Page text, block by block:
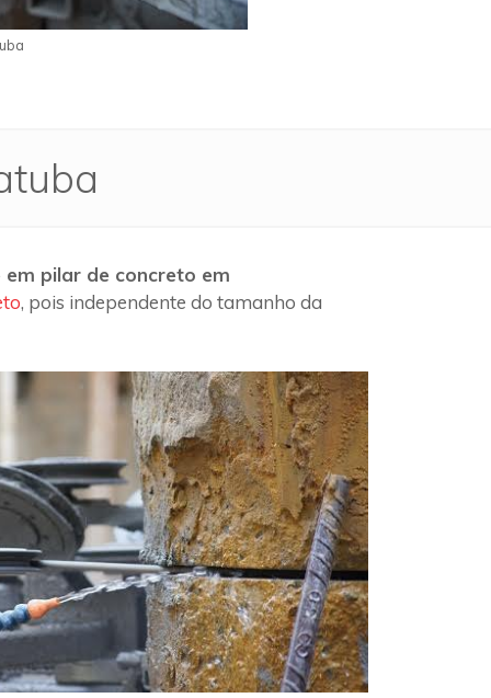
pilar de concreto em
, pois independente do tamanho da